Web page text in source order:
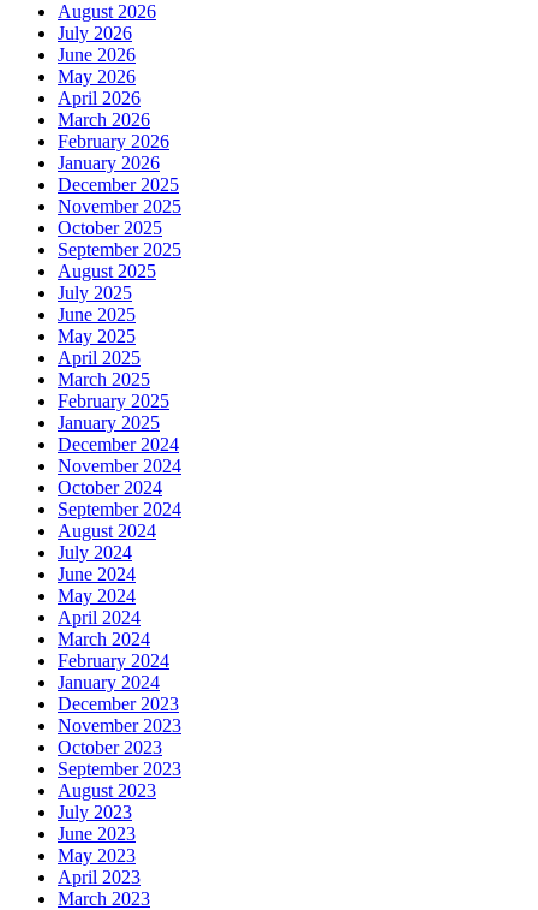
August 2026
July 2026
June 2026
May 2026
April 2026
March 2026
February 2026
January 2026
December 2025
November 2025
October 2025
September 2025
August 2025
July 2025
June 2025
May 2025
April 2025
March 2025
February 2025
January 2025
December 2024
November 2024
October 2024
September 2024
August 2024
July 2024
June 2024
May 2024
April 2024
March 2024
February 2024
January 2024
December 2023
November 2023
October 2023
September 2023
August 2023
July 2023
June 2023
May 2023
April 2023
March 2023